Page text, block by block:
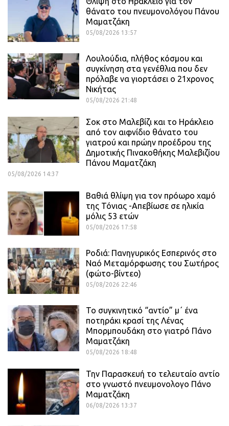
θάνατο του πνευμονολόγου Πάνου
Μαματζάκη
05/08/2026 13:57
Λουλούδια, πλήθος κόσμου και
συγκίνηση στα γενέθλια που δεν
πρόλαβε να γιορτάσει ο 21χρονος
Νικήτας
05/08/2026 21:48
Σοκ στο Μαλεβίζι και το Ηράκλειο
από τον αιφνίδιο θάνατο του
γιατρού και πρώην προέδρου της
Δημοτικής Πινακοθήκης Μαλεβιζίου
Πάνου Μαματζάκη
05/08/2026 14:37
Βαθιά θλίψη για τον πρόωρο χαμό
της Τόνιας -Απεβίωσε σε ηλικία
μόλις 53 ετών
05/08/2026 17:58
Ροδιά: Πανηγυρικός Εσπερινός στο
Ναό Μεταμόρφωσης του Σωτήρος
(φώτο-βίντεο)
05/08/2026 22:46
Το συγκινητικό “αντίο” μ΄ ένα
ποτηράκι κρασί της Λένας
Μπορμπουδάκη στο γιατρό Πάνο
Μαματζάκη
05/08/2026 18:48
Την Παρασκευή το τελευταίο αντίο
στο γνωστό πνευμονολογο Πάνο
Μαματζάκη
06/08/2026 13:37